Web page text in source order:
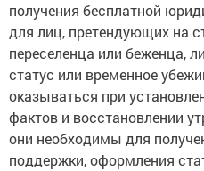
получения бесплатной
для лиц, претендующих на
переселенца или беженца,
статус или временное
оказываться при
фактов и восстановлении
они необходимы для
поддержки, оформления